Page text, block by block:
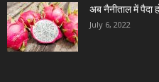
अब नैनीताल में पैदा
July 6, 2022